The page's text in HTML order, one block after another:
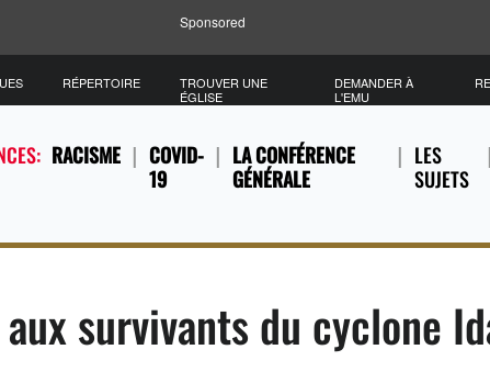
Sponsored
RACISME
COVID-
19
LA CONFÉRENCE
GÉNÉRALE
LES
SUJETS
RÉPERTOIRE
TROUVER UNE
ÉGLISE
DEMANDER À
L'EMU
survivants du cyclone